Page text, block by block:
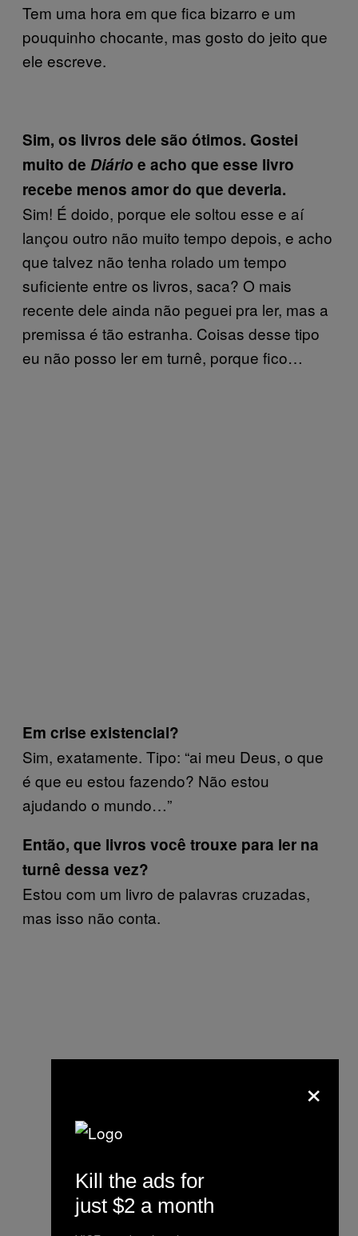
Tem uma hora em que fica bizarro e um
pouquinho chocante, mas gosto do jeito que
ele escreve.
Sim, os livros dele são ótimos. Gostei
muito de Diárioe acho que esse livro
recebe menos amor do que deveria.
Sim! É doido, porque ele soltou esse e aí
lançou outro não muito tempo depois, e acho
que talvez não tenha rolado um tempo
suficiente entre os livros, saca? O mais
recente dele ainda não peguei pra ler, mas a
premissa é tão estranha. Coisas desse tipo
eu não posso ler em turnê, porque fico…
Em crise existencial?
Sim, exatamente. Tipo: “ai meu Deus, o que
é que eu estou fazendo? Não estou
ajudando o mundo…”
Então, que livros você trouxe para ler na
turnê dessa vez?
Estou com um livro de palavras cruzadas,
mas isso não conta.
×
Kill the ads for
just $2 a month